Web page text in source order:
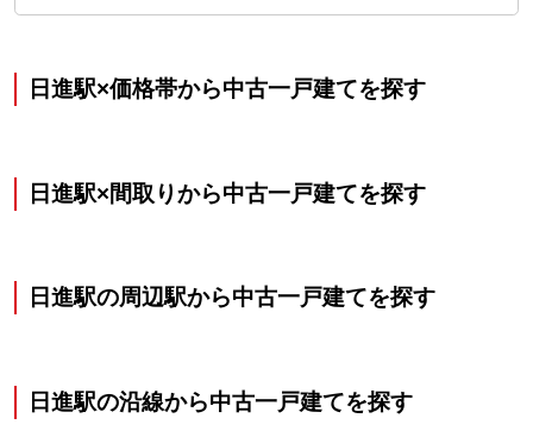
日進駅×価格帯から中古一戸建てを探す
日進駅×間取りから中古一戸建てを探す
日進駅の周辺駅から中古一戸建てを探す
日進駅の沿線から中古一戸建てを探す